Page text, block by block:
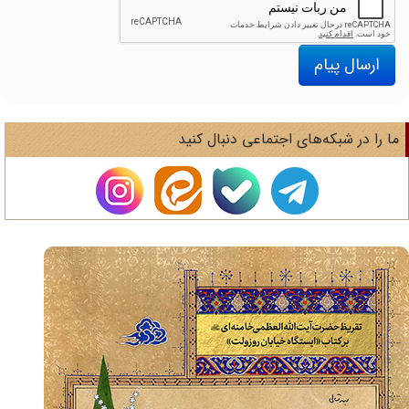
ارسال پیام
را در شبکه‌های اجتماعی دنبال کنید